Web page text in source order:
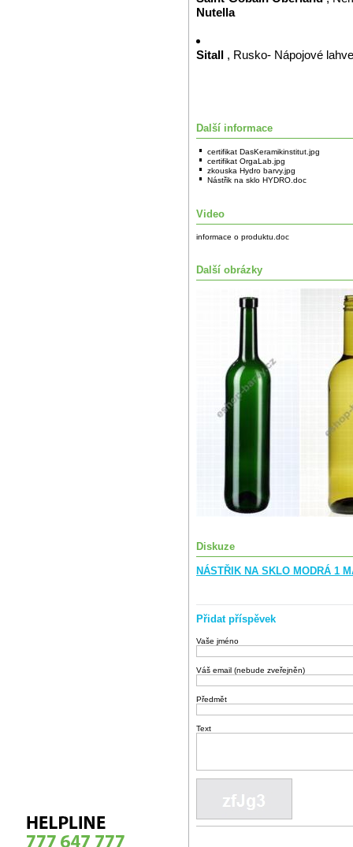
Nutella
Sitall , Rusko- Nápojové
Další informace
certifikat DasKeramikinstitut.jpg
certifikat OrgaLab.jpg
zkouska Hydro barvy.jpg
Nástřik na sklo HYDRO.doc
Video
informace o produktu.doc
Další obrázky
Diskuze
NÁSTŘIK NA SKLO MODRÁ 1
Přidat příspěvek
Vaše jméno
Váš email (nebude zveřejněn)
Předmět
Text